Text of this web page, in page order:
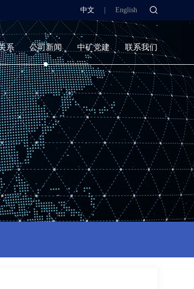
中文 English
系 公司新闻 中矿党建 联系我们